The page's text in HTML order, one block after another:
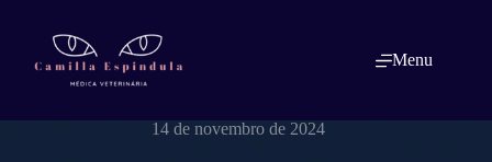
conteúdo
Menu
14 de novembro de 2024